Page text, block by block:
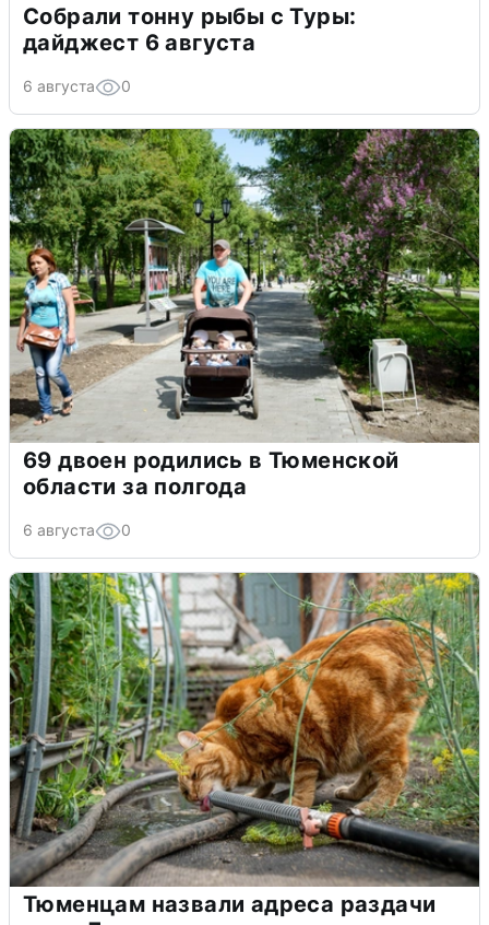
Собрали тонну рыбы с Туры:
дайджест 6 августа
6 августа 0
69 двоен родились в Тюменской
области за полгода
6 августа 0
Тюменцам назвали адреса раздачи